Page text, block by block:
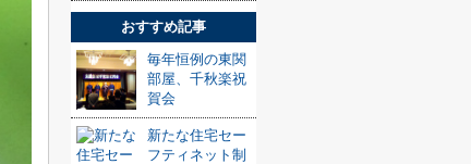
おすすめ記事
毎年恒例の東関
部屋、千秋楽祝
賀会
新たな住宅セー
フティネット制